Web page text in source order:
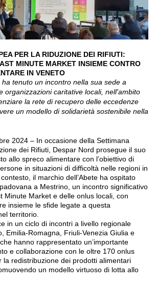
PER LA RIDUZIONE DEI RIFIUTI:
MINUTE MARKET INSIEME CONTRO
IN VENETO
ha tenuto un incontro nella sua sede a
organizzazioni caritative locali, nell'ambito
la rete di recupero delle eccedenze
un modello di solidarietà sostenibile nella
2024 – In occasione della Settimana
dei Rifiuti, Despar Nord prosegue il suo
allo spreco alimentare con l’obiettivo di
in situazioni di difficoltà nelle regioni in
il marchio dell’Abete ha ospitato
a Mestrino, un incontro significativo
Minute Market e delle onlus locali, con
insieme le sfide legate a questa
territorio.
in un ciclo di incontri a livello regionale
Emilia-Romagna, Friuli-Venezia Giulia e
hanno rappresentato un’importante
e collaborazione con le oltre 170 onlus
la redistribuzione dei prodotti alimentari
un modello virtuoso di lotta allo